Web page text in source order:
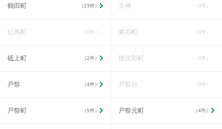
鶴田町 （23件） 天神 （0件）
伝馬町 （0件） 東谷町 （0件）
砥上町 （2件） 徳次郎町 （0件）
戸祭 （4件） 戸祭台 （0件）
戸祭町 （5件） 戸祭元町 （4件）